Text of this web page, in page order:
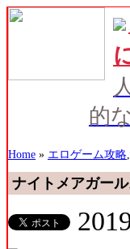
的
Home » エロゲーム攻略,
ナイトメアガー